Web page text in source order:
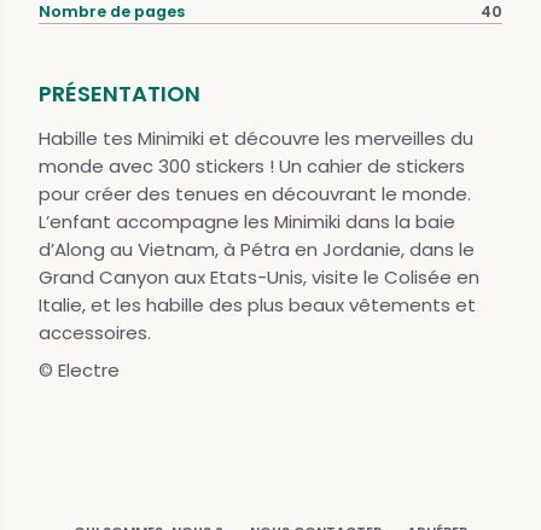
Nombre de pages 40
PRÉSENTATION
Habille tes Minimiki et découvre les merveilles du
monde avec 300 stickers ! Un cahier de stickers
pour créer des tenues en découvrant le monde.
L’enfant accompagne les Minimiki dans la baie
d’Along au Vietnam, à Pétra en Jordanie, dans le
Grand Canyon aux Etats-Unis, visite le Colisée en
Italie, et les habille des plus beaux vêtements et
accessoires.
© Electre